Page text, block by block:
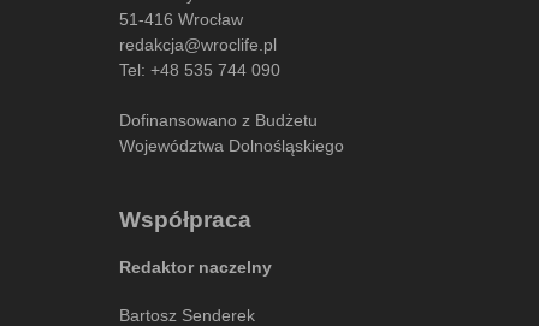
51-416 Wrocław
redakcja@wroclife.pl
Tel: +48 535 744 090
Dofinansowano z Budżetu
Województwa Dolnośląskiego
Współpraca
Redaktor naczelny
Bartosz Senderek